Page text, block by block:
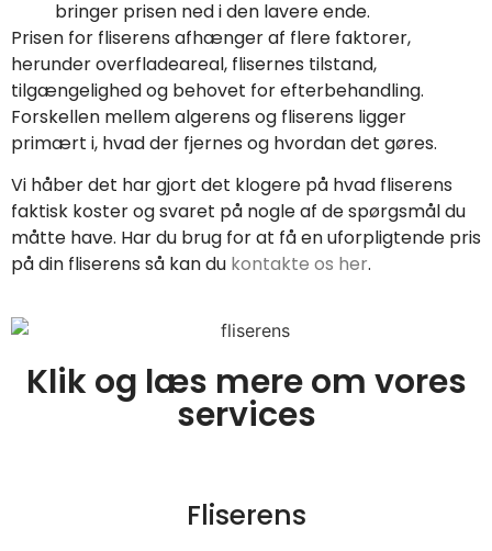
bringer prisen ned i den lavere ende.
Prisen for fliserens afhænger af flere faktorer,
herunder overfladeareal, flisernes tilstand,
tilgængelighed og behovet for efterbehandling.
Forskellen mellem algerens og fliserens ligger
primært i, hvad der fjernes og hvordan det gøres.
Vi håber det har gjort det klogere på hvad fliserens
faktisk koster og svaret på nogle af de spørgsmål du
måtte have. Har du brug for at få en uforpligtende pris
på din fliserens så kan du kontakte os her.
Klik og læs mere om vores
services
Fliserens